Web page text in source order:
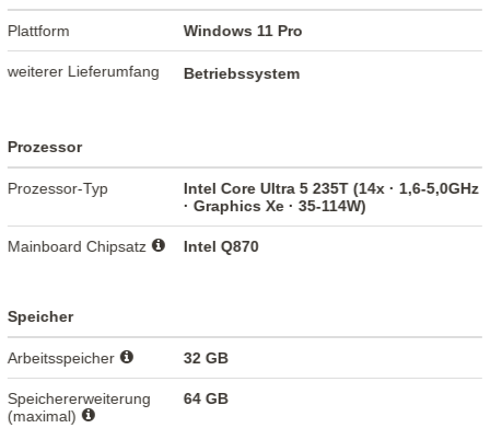
Plattform Windows 11 Pro
weiterer Lieferumfang Betriebssystem
Prozessor
Prozessor-Typ
Intel Core Ultra 5 235T (14x · 1,6-5,0GHz
· Graphics Xe · 35-114W)
Mainboard Chipsatz Intel Q870
Speicher
Arbeitsspeicher 32 GB
Speichererweiterung
(maximal)
64 GB